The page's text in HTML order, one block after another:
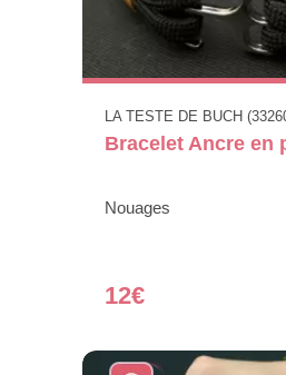
LA TESTE DE BUCH
Bracelet Ancre en
Nouages
12€